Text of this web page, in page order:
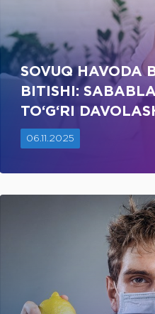
SOVUQ HAVODA
BITISHI:
TO‘G‘RI
06.11.2025